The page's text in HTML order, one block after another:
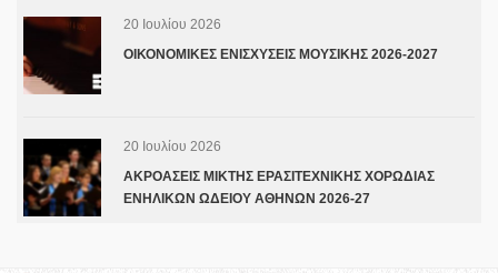
20 Ιουλίου 2026
ΟΙΚΟΝΟΜΙΚΕΣ ΕΝΙΣΧΥΣΕΙΣ ΜΟΥΣΙΚΗΣ 2026-2027
20 Ιουλίου 2026
ΑΚΡΟΑΣΕΙΣ ΜΙΚΤΗΣ ΕΡΑΣΙΤΕΧΝΙΚΗΣ ΧΟΡΩΔΙΑΣ
ΕΝΗΛΙΚΩΝ ΩΔΕΙΟΥ ΑΘΗΝΩΝ 2026-27